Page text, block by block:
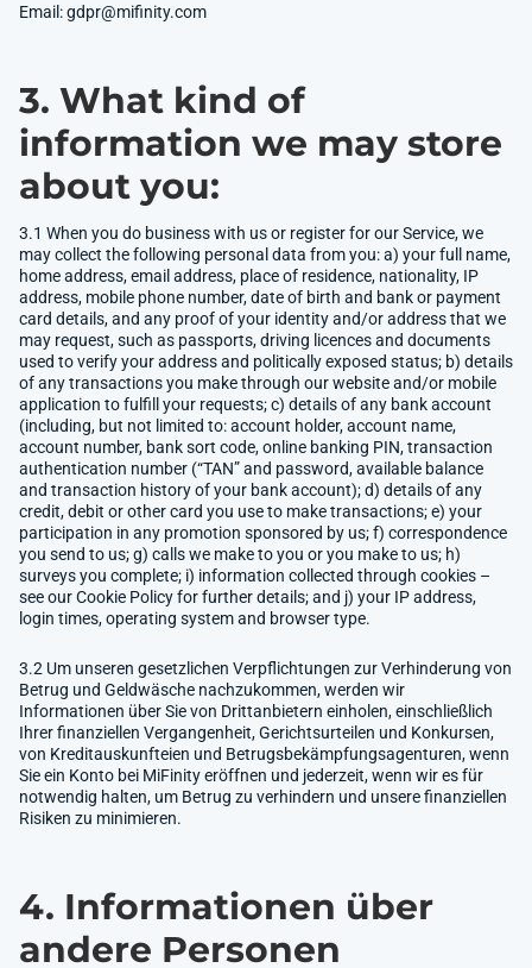
Email:gdpr@mifinity.com
3. What kind of
information we may store
about you:
3.1 When you do business with us or register for our Service, we
may collect the following personal data from you: a) your full name,
home address, email address, place of residence, nationality, IP
address, mobile phone number, date of birth and bank or payment
card details, and any proof of your identity and/or address that we
may request, such as passports, driving licences and documents
used to verify your address and politically exposed status; b) details
of any transactions you make through our website and/or mobile
application to fulfill your requests; c) details of any bank account
(including, but not limited to: account holder, account name,
account number, bank sort code, online banking PIN, transaction
authentication number (“TAN” and password, available balance
and transaction history of your bank account); d) details of any
credit, debit or other card you use to make transactions; e) your
participation in any promotion sponsored by us; f) correspondence
you send to us; g) calls we make to you or you make to us; h)
surveys you complete; i) information collected through cookies –
see our Cookie Policy for further details; and j) your IP address,
login times, operating system and browser type.
3.2 Um unseren gesetzlichen Verpflichtungen zur Verhinderung von
Betrug und Geldwäsche nachzukommen, werden wir
Informationen über Sie von Drittanbietern einholen, einschließlich
Ihrer finanziellen Vergangenheit, Gerichtsurteilen und Konkursen,
von Kreditauskunfteien und Betrugsbekämpfungsagenturen, wenn
Sie ein Konto bei MiFinity eröffnen und jederzeit, wenn wir es für
notwendig halten, um Betrug zu verhindern und unsere finanziellen
Risiken zu minimieren.
4. Informationen über
andere Personen